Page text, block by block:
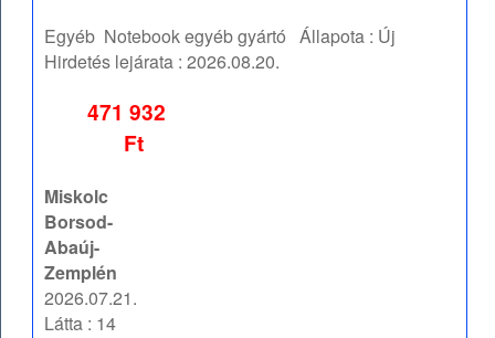
Egyéb Notebook egyéb gyártó Állapota : Új
Hirdetés lejárata :2026.08.20.
471 932
Ft
Miskolc
Borsod-
Abaúj-
Zemplén
2026.07.21.
Látta : 14